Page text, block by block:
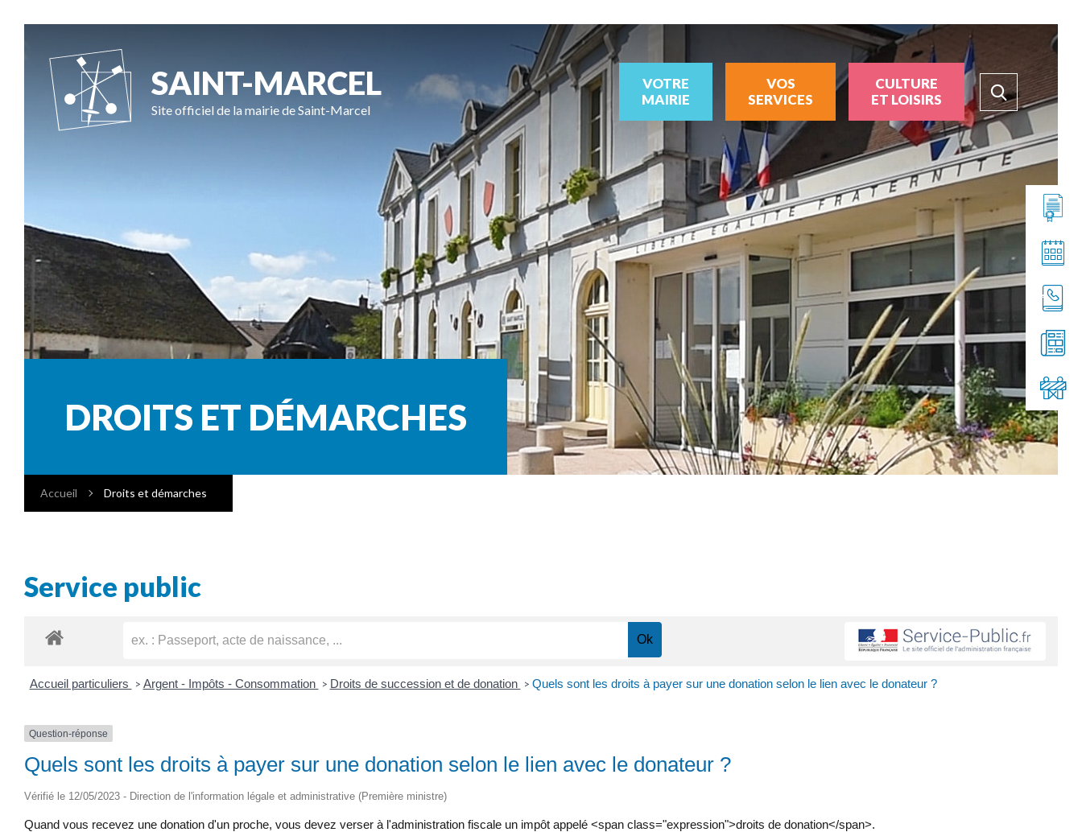
SAINT-MARCEL
Site officiel de la mairie de Saint-Marcel
VOTRE
MAIRIE
VOS
SERVICES
CULTURE
ET LOISIRS
DROITS ET DÉMARCHES
Accueil Droits et démarches
Service public
Accueil particuliers > Argent - Impôts - Consommation > Droits de succession et de donation > Quels sont les droits à payer sur une donation selon le lien avec le donateur ?
Question-réponse
Quels sont les droits à payer sur une donation selon le lien avec le donateur ?
Vérifié le 12/05/2023 - Direction de l'information légale et administrative (Première ministre)
Quand vous recevez une donation d'un proche, vous devez verser à l'administration fiscale un impôt appelé <span class="expression">droits de donation</span>.